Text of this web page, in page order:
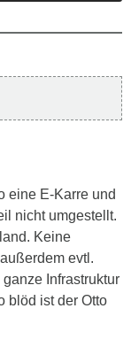
eine E-Karre und
nicht umgestellt.
Keine
evtl.
Infrastruktur
blöd ist der Otto